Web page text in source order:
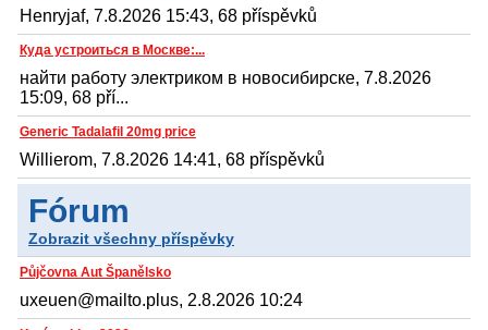
Henryjaf, 7.8.2026 15:43, 68 příspěvků
Куда устроиться в Москве:...
найти работу электриком в новосибирске, 7.8.2026
15:09, 68 pří...
Generic Tadalafil 20mg price
Willierom, 7.8.2026 14:41, 68 příspěvků
Fórum
Zobrazit všechny příspěvky
Půjčovna Aut Španělsko
uxeuen@mailto.plus, 2.8.2026 10:24